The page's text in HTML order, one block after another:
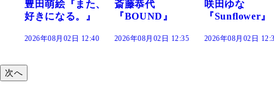
斎藤恭代
『BOUND』
2026年08月02日 12:35
咲田ゆな
『Sunflower』
2026年08月02日 12:30
藤水咲桜『花
だまり』
2026年08月02日
次へ